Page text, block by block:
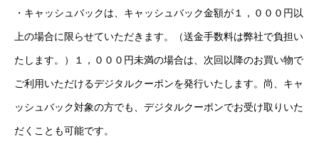
・キャッシュバックは、キャッシュバック金額が１，０００円以
上の場合に限らせていただきます。（送金手数料は弊社で負担い
たします。）１，０００円未満の場合は、次回以降のお買い物で
ご利用いただけるデジタルクーポンを発行いたします。尚、キャ
ッシュバック対象の方でも、デジタルクーポンでお受け取りいた
だくことも可能です。